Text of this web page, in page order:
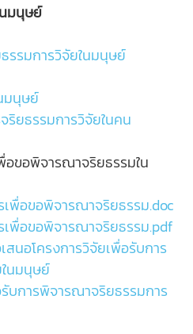
นมนุษย์
รมการวิจัยในมนุษย์
มนุษย์
ยธรรมการวิจัยในคน
อขอพิจารณาจริยธรรมใน
เพื่อขอพิจารณาจริยธรรม.doc
เพื่อขอพิจารณาจริยธรรม.pdf
นอโครงการวิจัยเพื่อรับการ
นมนุษย์
บการพิจารณาจริยธรรมการ